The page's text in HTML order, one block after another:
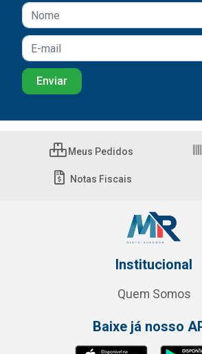
Meus Pedidos
Notas Fiscais
Institucional
Quem Somos
Baixe já nosso